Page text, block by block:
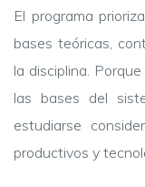
El programa
bases teóricas,
la disciplina.
las bases del
estudiarse
productivos y